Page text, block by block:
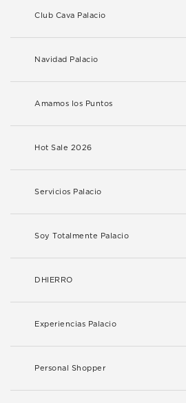
Club Cava Palacio
Navidad Palacio
Amamos los Puntos
Hot Sale 2026
Servicios Palacio
Soy Totalmente Palacio
DHIERRO
Experiencias Palacio
Personal Shopper